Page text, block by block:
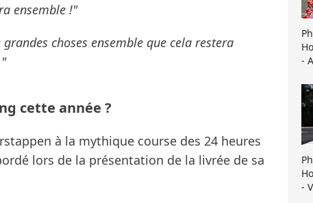
ensemble !"
choses ensemble que cela restera
cette année ?
à la mythique course des 24 heures
lors de la présentation de la livrée de sa
-
-